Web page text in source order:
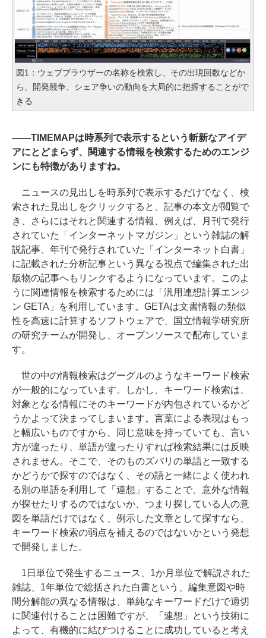
図1：ウェブブラウザーの名称を検索し、その出現回数などか
ら、開発競争、シェア争いの動向を大局的に把握することがで
きる
――TIMEMAPは時系列で表示するという斬新なアイデ
アにとどまらず、関連する情報を検索するためのエンジ
ンにも特徴がありますね。
ニュースの見出しを時系列で表示するだけでなく、検
索された見出しをクリックすると、記事の本文が閲覧で
き、さらにはそれと関連する情報、例えば、月刊で発行
されていた「インターネットマガジン」という雑誌の解
説記事、年刊で発行されていた「インターネット白書」
に記載された分析記事という異なる視点で編集された出
版物の記事へもリンクするようになっています。このよ
うに関連情報を検索するためには「汎用連想計算エンジ
ン GETA」を利用しています。GETAは文書情報の類似
性を高速に計算するソフトウェアで、国立情報学研究所
の研究チームが開発し、オープンソースで配布していま
す。
世の中の情報検索はグーグルのようなキーワード検索
が一般的になっています。しかし、キーワード検索は、
対象となる情報にそのキーワードが内包されているかど
うかよって決まってしまいます。言葉による表現はもっ
と幅広いものですから、同じ意味を持っていても、言い
方が違ったり、単語が違ったりすれば検索結果には反映
されません。そこで、そのものズバリの単語と一致する
かどうかで探すのではなく、その語と一緒によく使われ
る別の単語を利用して「連想」することで、意外な情報
が探せたりするのではないか、つまり探している人の意
図を単語だけではなく、例示した文章として探すなら、
キーワード検索の弱点を補えるのではないかという発想
で開発しました。
1日単位で発生するニュース、1か月単位で解説された
雑誌、1年単位で総括された白書という、編集意図や時
間分解能の異なる情報は、単純なキーワードだけで適切
に関連付けることは困難ですが、「連想」という技術に
よって、有機的に結びつけることに成功していると考え